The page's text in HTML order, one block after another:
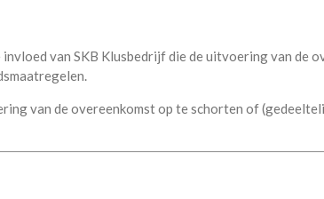
van SKB Klusbedrijf die de uitvoering van de
van de overeenkomst op te schorten of